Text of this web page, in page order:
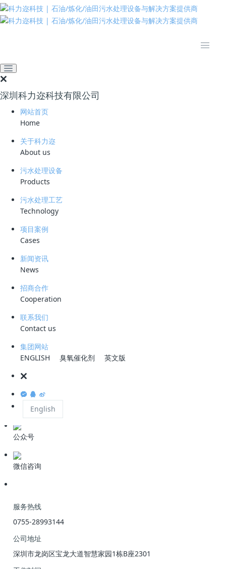
深圳科力迩科技有限公司
网站首页
Home
关于科力迩
About us
污水处理设备
Products
污水处理工艺
Technology
项目案例
Cases
新闻资讯
News
招商合作
Cooperation
联系我们
Contact us
集团网站
ENGLISH
臭氧催化剂 英文版
English
推动绿色发展 建设美丽中国
过滤设备
膜分离设备
臭氧催化剂
推荐 热门
臭氧高级催化氧
化装置,CDOF,臭
氧气浮,臭氧氧化
塔,Cyclonic
Flotation unit
氧催化氧化、高
级氧化
公众号
微信咨询
服务热线
0755-28993144
公司地址
深圳市龙岗区宝龙大道智慧家园1栋B座2301